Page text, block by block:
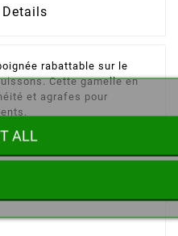
rabattable sur le
Cette gamelle en
et agrafes pour
inox CAO :
ALL